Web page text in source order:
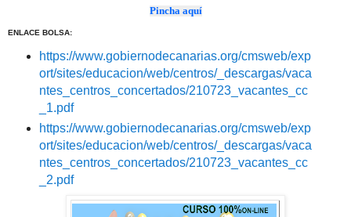
Pincha aquí
ENLACE BOLSA:
https://www.gobiernodecanarias.org/cmsweb/exp
ort/sites/educacion/web/centros/_descargas/vaca
ntes_centros_concertados/210723_vacantes_cc
_1.pdf
https://www.gobiernodecanarias.org/cmsweb/exp
ort/sites/educacion/web/centros/_descargas/vaca
ntes_centros_concertados/210723_vacantes_cc
_2.pdf